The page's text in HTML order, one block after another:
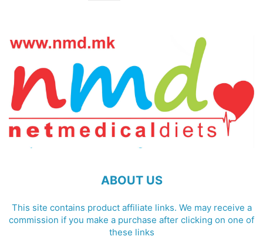
ABOUT US
This site contains product affiliate links. We may receive a
commission if you make a purchase after clicking on one of
these links